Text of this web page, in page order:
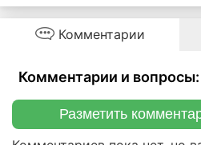
Комментарии
Комментарии и вопросы:
Разметить